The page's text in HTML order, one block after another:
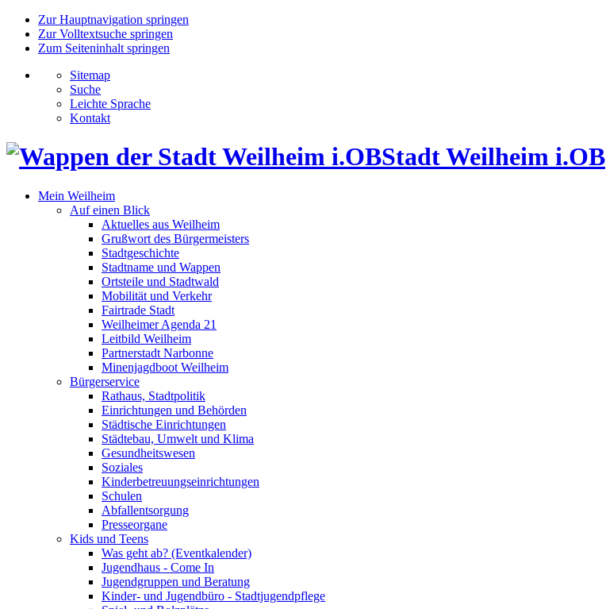
Zur Hauptnavigation springen
Zur Volltextsuche springen
Zum Seiteninhalt springen
Sitemap
Suche
Leichte Sprache
Kontakt
Stadt Weilheim i.OB
Mein Weilheim
Auf einen Blick
Aktuelles aus Weilheim
Grußwort des Bürgermeisters
Stadtgeschichte
Stadtname und Wappen
Ortsteile und Stadtwald
Mobilität und Verkehr
Fairtrade Stadt
Weilheimer Agenda 21
Leitbild Weilheim
Partnerstadt Narbonne
Minenjagdboot Weilheim
Bürgerservice
Rathaus, Stadtpolitik
Einrichtungen und Behörden
Städtische Einrichtungen
Städtebau, Umwelt und Klima
Gesundheitswesen
Soziales
Kinderbetreuungseinrichtungen
Schulen
Abfallentsorgung
Presseorgane
Kids und Teens
Was geht ab? (Eventkalender)
Jugendhaus - Come In
Jugendgruppen und Beratung
Kinder- und Jugendbüro - Stadtjugendpflege